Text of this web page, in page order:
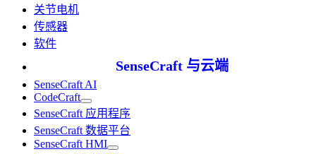
关节电机
传感器
软件
SenseCraft 与云端
SenseCraft AI
CodeCraft
SenseCraft 应用程序
SenseCraft 数据平台
SenseCraft HMI